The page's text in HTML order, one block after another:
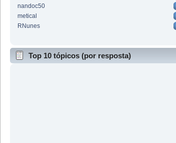
nandoc50
metical
RNunes
Top 10 tópicos (por resposta)